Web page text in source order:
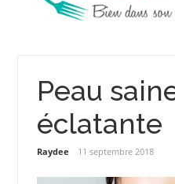
Peau
éclatante
Raydee 11 septembre 2018